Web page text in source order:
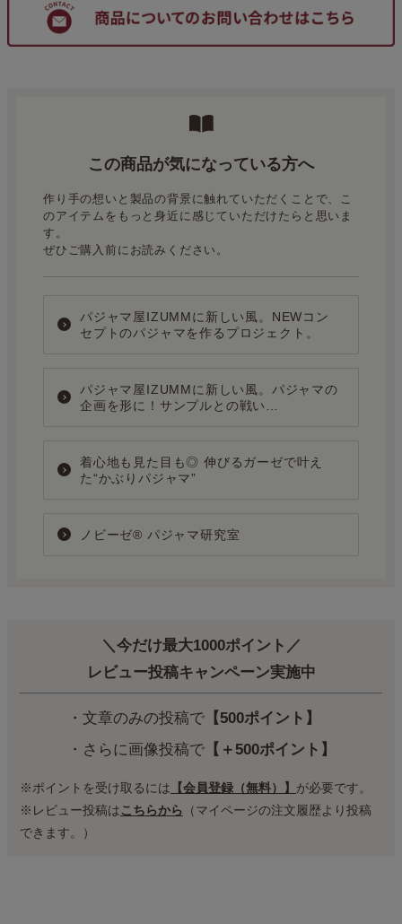
この商品が気になっている方へ
作り手の想いと製品の背景に触れていただくことで、こ
のアイテムをもっと身近に感じていただけたらと思いま
す。
ぜひご購入前にお読みください。
パジャマ屋IZUMMに新しい風。NEWコン
セプトのパジャマを作るプロジェクト。
パジャマ屋IZUMMに新しい風。パジャマの
企画を形に！サンプルとの戦い…
着心地も見た目も◎ 伸びるガーゼで叶え
た“かぶりパジャマ”
ノビーゼ® パジャマ研究室
＼今だけ最大1000ポイント／
レビュー投稿キャンペーン実施中
・文章のみの投稿で【500ポイント】
・さらに画像投稿で【＋500ポイント】
※ポイントを受け取るには 【会員登録（無料）】 が必要です。
※レビュー投稿はこちらから （マイページの注文履歴より投稿
できます。）